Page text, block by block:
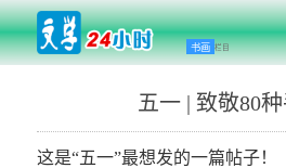
书画 栏目
五一 | 致敬80
这是“五一”最想发的一篇帖子！